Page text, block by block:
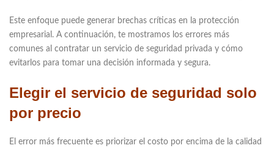
Este enfoque puede generar brechas críticas en la protección
empresarial. A continuación, te mostramos los errores más
comunes al contratar un servicio de seguridad privada y cómo
evitarlos para tomar una decisión informada y segura.
Elegir el servicio de seguridad solo
por precio
El error más frecuente es priorizar el costo por encima de la calidad